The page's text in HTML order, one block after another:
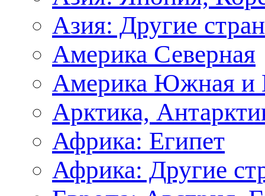
Азия: Другие
Америка Северная
Америка Южная и
Арктика,
Африка: Египет
Африка: Другие